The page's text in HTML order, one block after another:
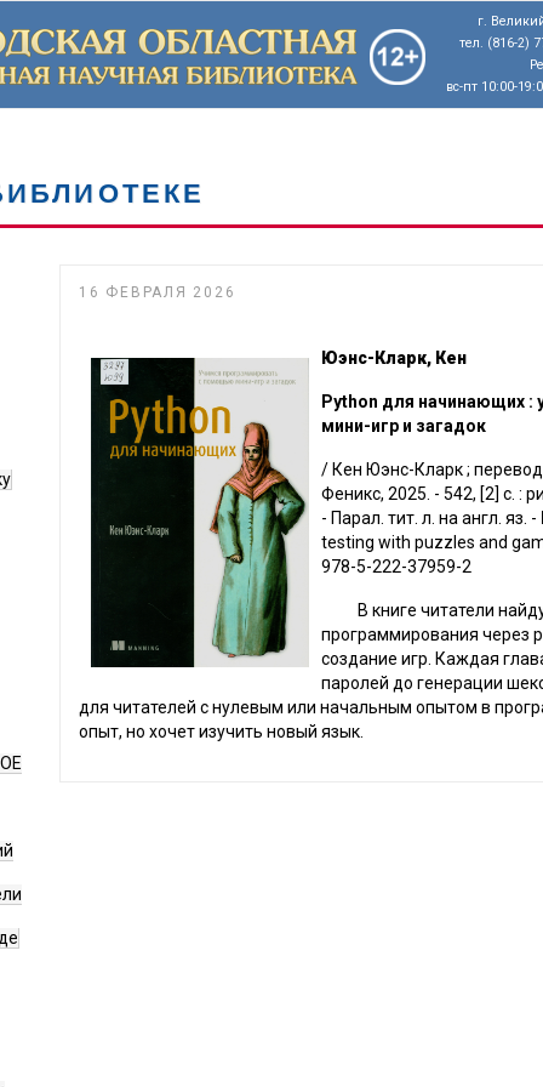
г.
тел. (816-2)
вс-пт 10:00-
16 ФЕВРАЛЯ 2026
Юэнс-Кларк, Кен
Python для начинающих
мини-игр и загадок
/ Кен Юэнс-Кларк ;
Феникс, 2025. - 542, [2] с. :
- Парал. тит. л. на англ. яз. -
testing with puzzles and
978-5-222-37959-2
В книге читатели
программирования через
создание игр. Каждая
паролей до генерации
для читателей с нулевым или начальным опытом в
опыт, но хочет изучить новый язык.